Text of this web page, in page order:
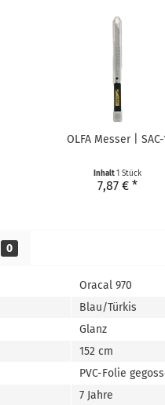
OLFA Messer | SAC-
Inhalt1 Stück
7,87 € *
0
Oracal 970
Blau/Türkis
Glanz
152 cm
PVC-Folie
7 Jahre